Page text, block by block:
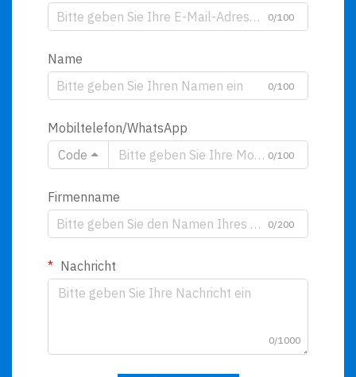
0/100
Name
0/100
Mobiltelefon/WhatsApp
Code
0/100
Firmenname
0/200
Nachricht
0/1000